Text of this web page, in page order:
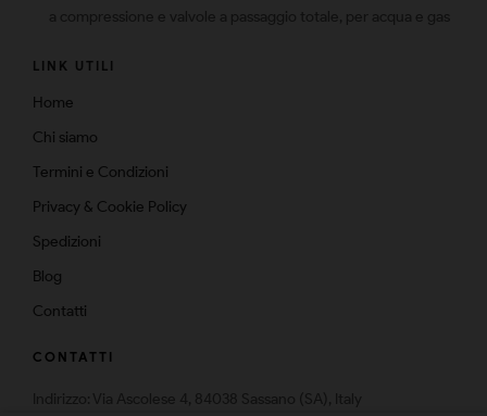
LINK UTILI
Home
Chi siamo
Termini e Condizioni
Privacy & Cookie Policy
Spedizioni
Blog
Contatti
CONTATTI